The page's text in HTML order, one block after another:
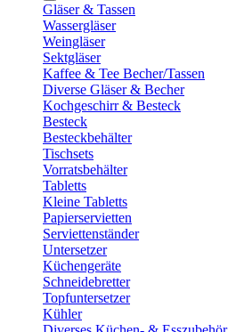
Gläser & Tassen
Wassergläser
Weingläser
Sektgläser
Kaffee & Tee Becher/Tassen
Diverse Gläser & Becher
Kochgeschirr & Besteck
Besteck
Besteckbehälter
Tischsets
Vorratsbehälter
Tabletts
Kleine Tabletts
Papierservietten
Serviettenständer
Untersetzer
Küchengeräte
Schneidebretter
Topfuntersetzer
Kühler